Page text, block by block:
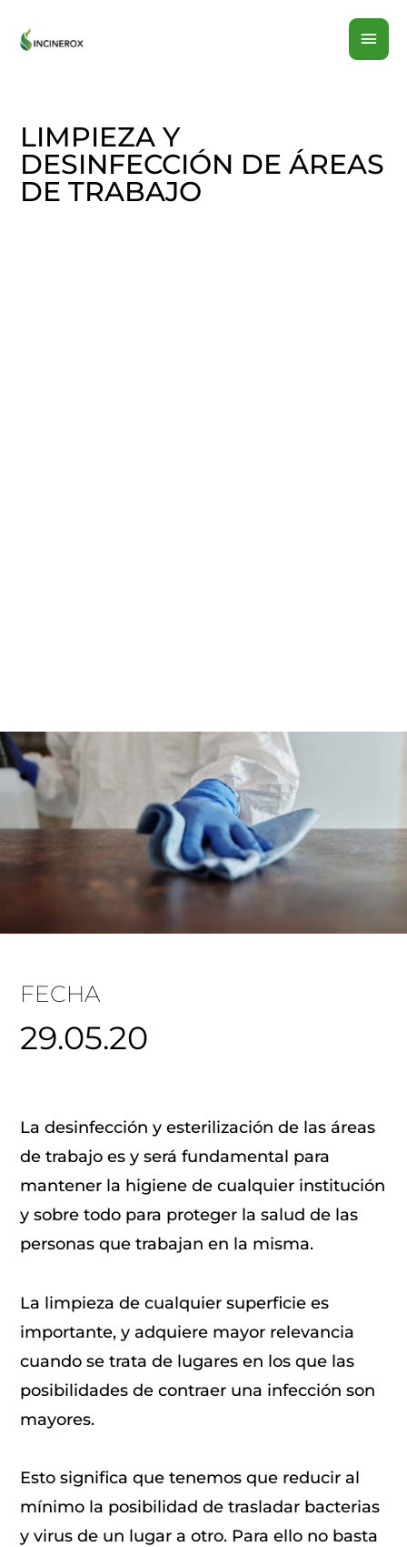
LIMPIEZA Y
DESINFECCIÓN DE ÁREAS
DE TRABAJO
FECHA
29.05.20
La desinfección y esterilización de las áreas
de trabajo es y será fundamental para
mantener la higiene de cualquier institución
y sobre todo para proteger la salud de las
personas que trabajan en la misma.
La limpieza de cualquier superficie es
importante, y adquiere mayor relevancia
cuando se trata de lugares en los que las
posibilidades de contraer una infección son
mayores.
Esto significa que tenemos que reducir al
mínimo la posibilidad de trasladar bacterias
y virus de un lugar a otro. Para ello no basta